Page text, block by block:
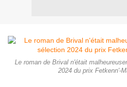
Le roman de Brival n'était
2024 du prix Fetkenn'-